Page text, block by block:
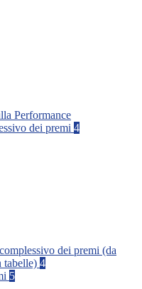
Performance
dei premi 4
dei premi (da
tabelle) 4
5